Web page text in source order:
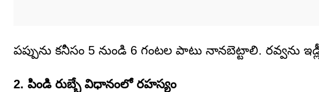
పప్పును కనీసం 5 నుండి 6 గంటల పాటు నానబెట్టాలి. రవ్వను
2. పిండి రుబ్బే విధానంలో రహస్యం